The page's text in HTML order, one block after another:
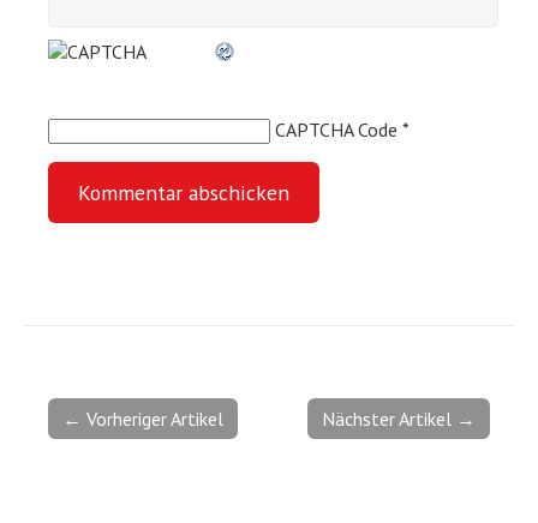
CAPTCHA Code *
Nächster Artikel →
← Vorheriger Artikel